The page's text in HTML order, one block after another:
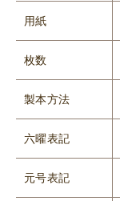
用紙
枚数
製本方法
六曜表記
元号表記